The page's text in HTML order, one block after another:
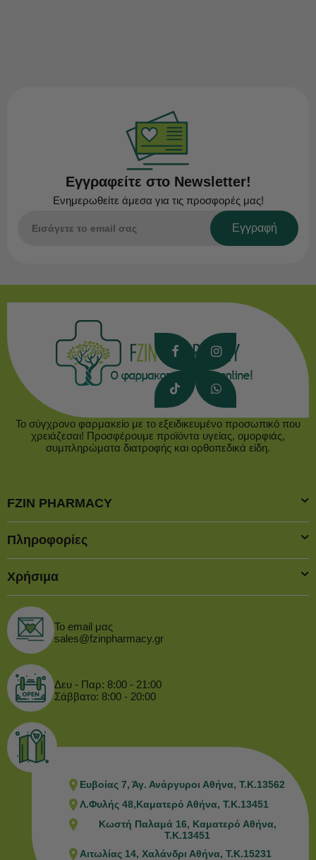
Εγγραφείτε στο Newsletter!
Ενημερωθείτε άμεσα για τις προσφορές μας!
Εγγραφή
Το σύγχρονο φαρμακείο με το εξειδικευμένο προσωπικό που
χρειάζεσαι! Προσφέρουμε προϊόντα υγείας, ομορφιάς,
συμπληρώματα διατροφής και ορθοπεδικά είδη.
FZIN PHARMACY
Πληροφορίες
Χρήσιμα
Το email μας
sales@fzinpharmacy.gr
Δευ - Παρ: 8:00 - 21:00
Σάββατο: 8:00 - 20:00
Ευβοίας 7, Άγ. Ανάργυροι Αθήνα, Τ.Κ.13562
Λ.Φυλής 48,Καματερό Αθήνα, Τ.Κ.13451
Κωστή Παλαμά 16, Καματερό Αθήνα,
Τ.Κ.13451
Αιτωλίας 14, Χαλάνδρι Αθήνα, Τ.Κ.15231